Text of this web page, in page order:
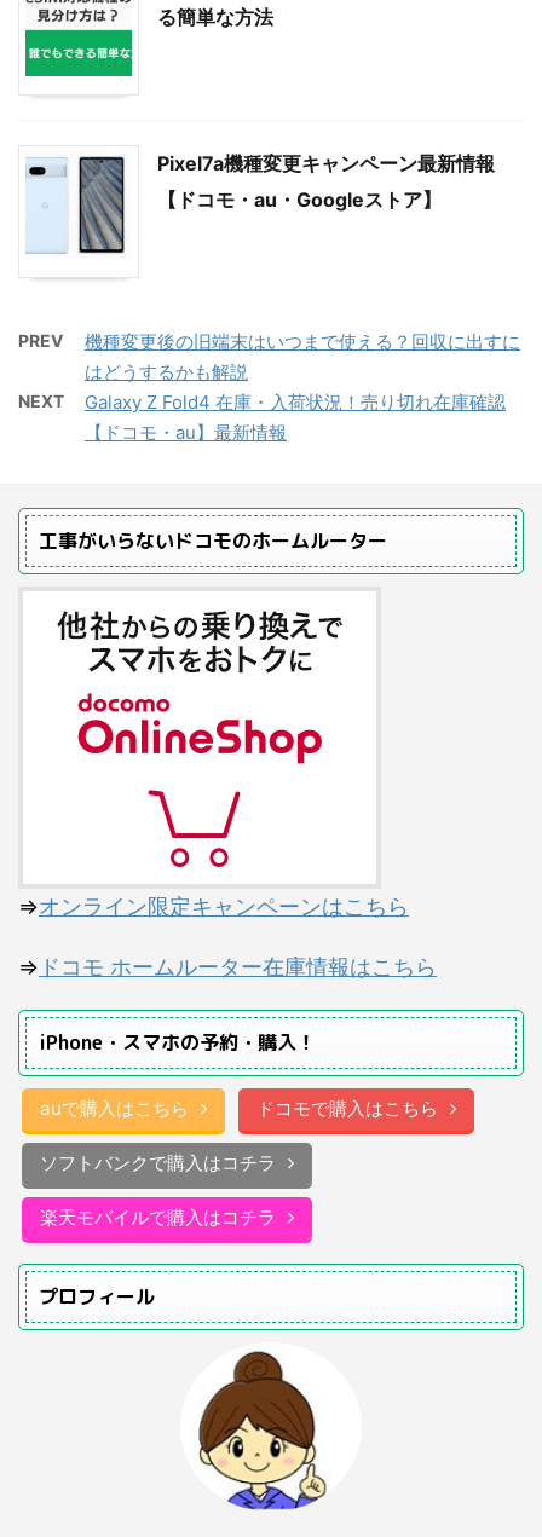
る簡単な方法
Pixel7a機種変更キャンペーン最新情報
【ドコモ・au・Googleストア】
PREV
機種変更後の旧端末はいつまで使える？回収に出すに
はどうするかも解説
NEXT
Galaxy Z Fold4 在庫・入荷状況！売り切れ在庫確認
【ドコモ・au】最新情報
工事がいらないドコモのホームルーター
⇒オンライン限定キャンペーンはこちら
⇒ ドコモ ホームルーター在庫情報はこちら
iPhone・スマホの予約・購入！
auで購入はこちら ドコモで購入はこちら
ソフトバンクで購入はコチラ
楽天モバイルで購入はコチラ
プロフィール